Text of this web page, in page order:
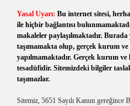
Yasal Uyarı: Bu internet sitesi,
ile hiçbir bağlantısı
makaleler paylaşılmaktadır.
taşımamakta olup, gerçek kurum
yapılmamaktadır. Gerçek kurum
tesadüfidir. Sitemizdeki bilgiler
taşımazlar.
Sitemiz, 5651 Sayılı Kanun